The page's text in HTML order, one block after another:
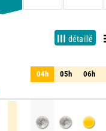
détaillé
04h 05h 06h
04h 05h 06h